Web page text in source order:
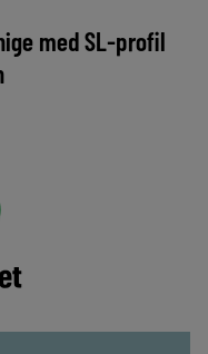
med SL-profil